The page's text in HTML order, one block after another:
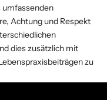
umfassenden
Achtung und Respekt
dies zusätzlich mit
zu